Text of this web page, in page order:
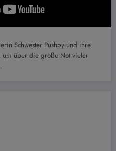
Schwester Pushpy und ihre
um über die große Not vieler